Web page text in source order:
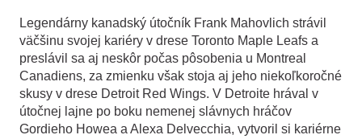
Legendárny kanadský útočník Frank Mahovlich strávil
väčšinu svojej kariéry v drese Toronto Maple Leafs a
preslávil sa aj neskôr počas pôsobenia u Montreal
Canadiens, za zmienku však stoja aj jeho niekoľkoročné
skusy v drese Detroit Red Wings. V Detroite hrával v
útočnej lajne po boku nemenej slávnych hráčov
Gordieho Howea a Alexa Delvecchia, vytvoril si kariérne